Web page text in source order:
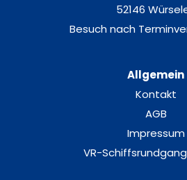
52146
Besuch nach
Allgemein
Kontakt
AGB
Impressum
VR-